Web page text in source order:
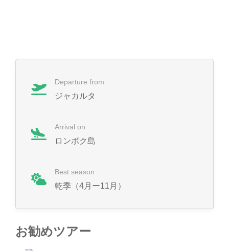
Departure from
ジャカルタ
Arrival on
ロンボク島
Best season
乾季（4月ー11月）
お勧めツアー